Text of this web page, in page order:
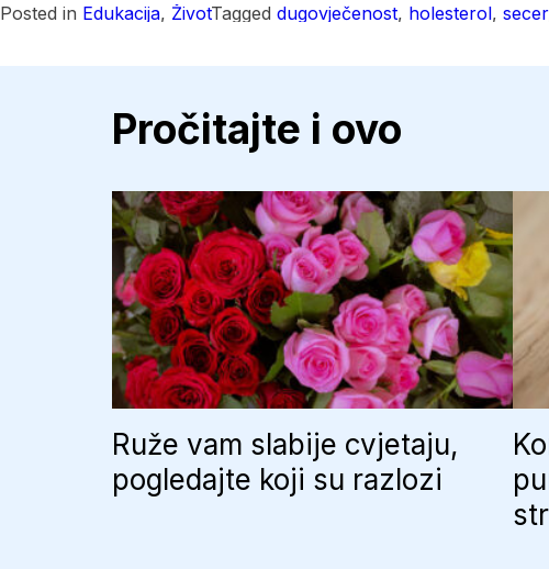
Posted in Edukacija, ŽivotTagged dugovječenost, holesterol, secer
Pročitajte i ovo
Ruže vam slabije cvjetaju,
pogledajte koji su razlozi